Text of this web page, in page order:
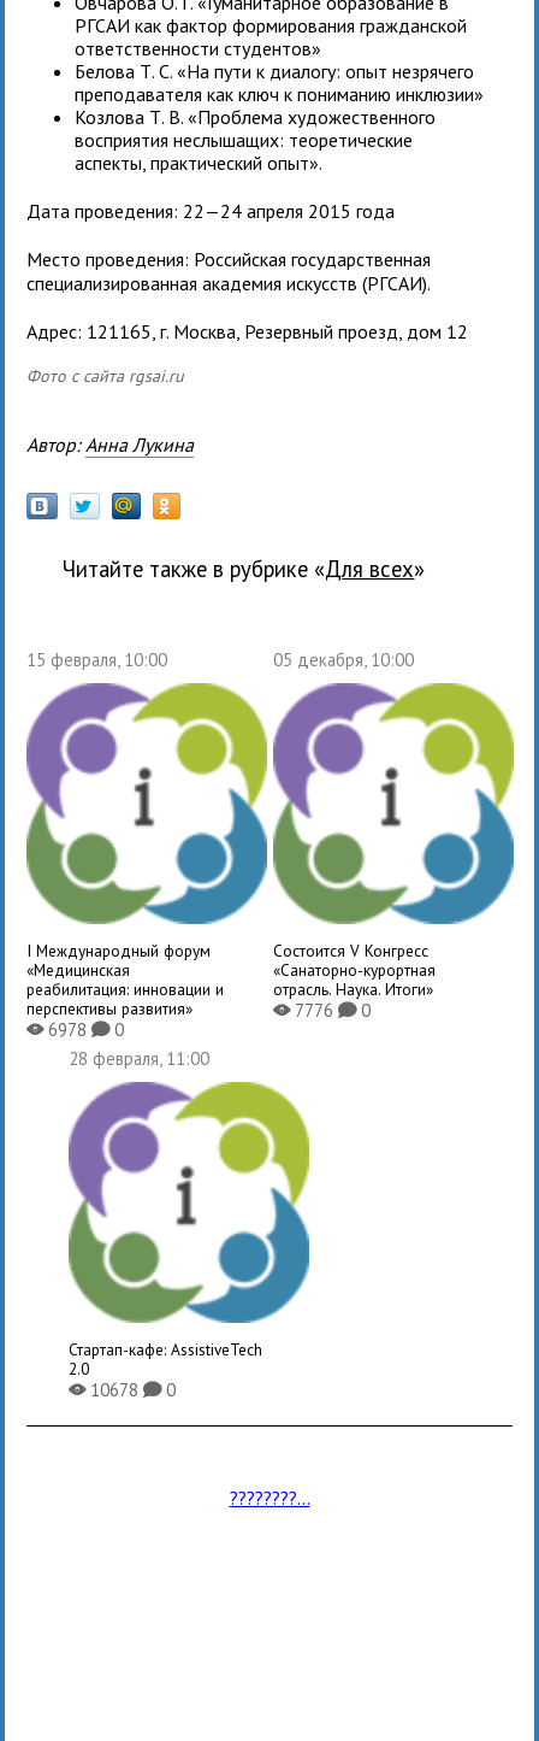
РГСАИ как фактор формирования гражданской
ответственности студентов»
Белова Т. С. «На пути к диалогу: опыт незрячего
преподавателя как ключ к пониманию инклюзии»
Козлова Т. В. «Проблема художественного
восприятия неслышащих: теоретические
аспекты, практический опыт».
Дата проведения: 22—24 апреля 2015 года
Место проведения: Российская государственная
специализированная академия искусств (РГСАИ).
Адрес: 121165, г. Москва, Резервный проезд, дом 12
Фото с сайта rgsai.ru
Автор: Анна Лукина
Читайте также в рубрике « для всех»
15 февраля, 10:00
I Международный форум
«Медицинская
реабилитация: инновации и
перспективы развития»
X6978K0
05 декабря, 10:00
Состоится V Конгресс
«Санаторно-курортная
отрасль. Наука. Итоги»
X7776 K0
28 февраля, 11:00
Стартап-кафе: AssistiveTech
2.0
X10678K0
????????...